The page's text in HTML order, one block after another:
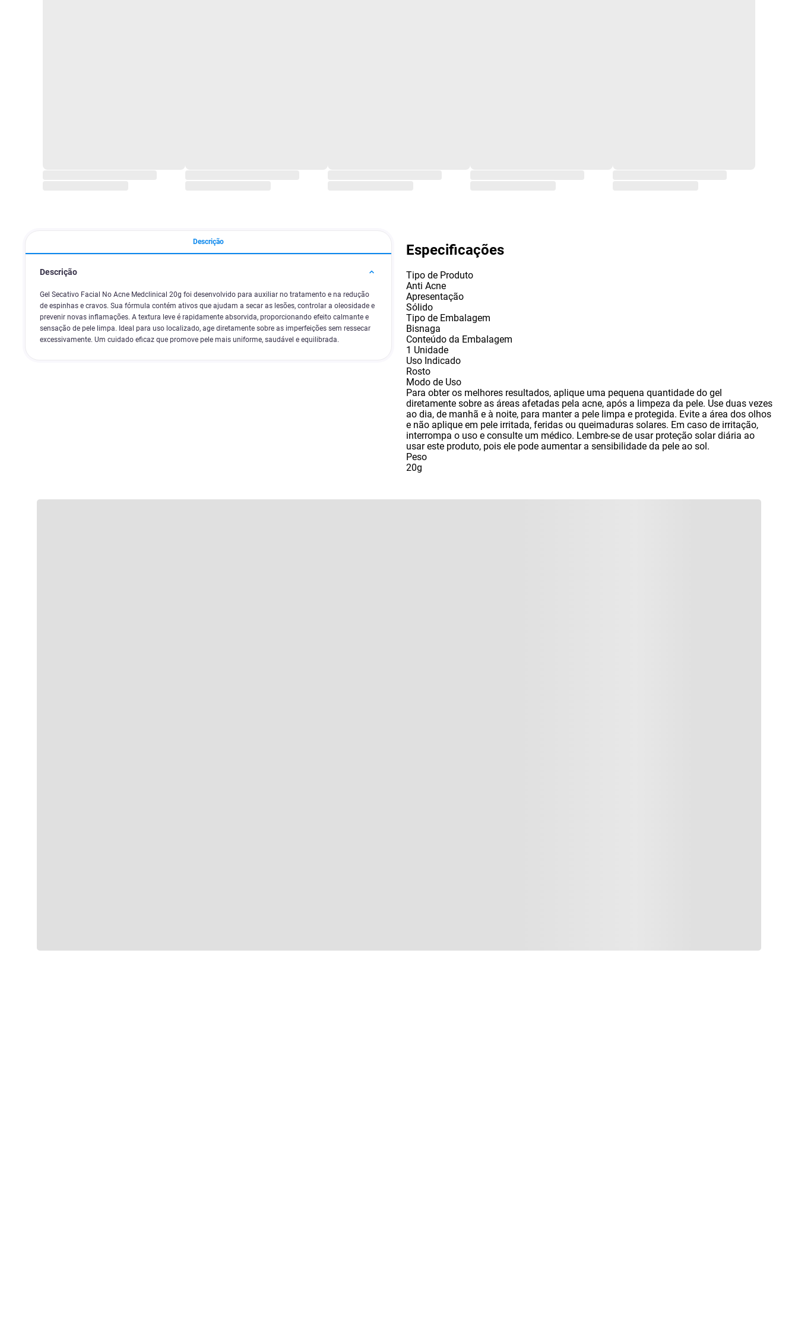
Descrição
Descrição
Gel Secativo Facial No Acne Medclinical 20g foi desenvolvido para auxiliar no tratamento e na redução
de espinhas e cravos. Sua fórmula contém ativos que ajudam a secar as lesões, controlar a oleosidade e
prevenir novas inflamações. A textura leve é rapidamente absorvida, proporcionando efeito calmante e
sensação de pele limpa. Ideal para uso localizado, age diretamente sobre as imperfeições sem ressecar
excessivamente. Um cuidado eficaz que promove pele mais uniforme, saudável e equilibrada.
Especificações
Tipo de Produto
Anti Acne
Apresentação
Sólido
Tipo de Embalagem
Bisnaga
Conteúdo da Embalagem
1 Unidade
Uso Indicado
Rosto
Modo de Uso
Para obter os melhores resultados, aplique uma pequena quantidade do gel
diretamente sobre as áreas afetadas pela acne, após a limpeza da pele. Use duas vezes
ao dia, de manhã e à noite, para manter a pele limpa e protegida. Evite a área dos olhos
e não aplique em pele irritada, feridas ou queimaduras solares. Em caso de irritação,
interrompa o uso e consulte um médico. Lembre-se de usar proteção solar diária ao
usar este produto, pois ele pode aumentar a sensibilidade da pele ao sol.
Peso
20g